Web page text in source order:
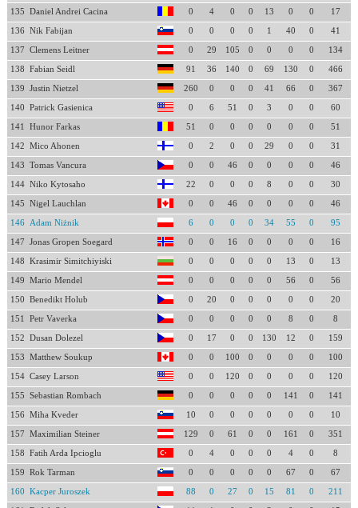
135 Daniel Andrei Cacina 0 4 0 0 13 0 0 17
136 Nik Fabijan 0 0 0 0 1 40 0 41
137 Clemens Leitner 0 29 105 0 0 0 0 134
138 Fabian Seidl 91 36 140 0 69 130 0 466
139 Justin Nietzel 260 0 0 0 41 66 0 367
140 Patrick Gasienica 0 6 51 0 3 0 0 60
141 Hunor Farkas 51 0 0 0 0 0 0 51
142 Mico Ahonen 0 2 0 0 29 0 0 31
143 Tomas Vancura 0 0 46 0 0 0 0 46
144 Niko Kytosaho 22 0 0 0 8 0 0 30
145 Nigel Lauchlan 0 0 46 0 0 0 0 46
146 Adam Niżnik 6 0 0 0 34 55 0 95
147 Jonas Gropen Soegard 0 0 16 0 0 0 0 16
148 Krasimir Simitchiyiski 0 0 0 0 0 13 0 13
149 Mario Mendel 0 0 0 0 0 56 0 56
150 Benedikt Holub 0 20 0 0 0 0 0 20
151 Petr Vaverka 0 0 0 0 0 8 0 8
152 Dusan Dolezel 0 17 0 0 130 12 0 159
153 Matthew Soukup 0 0 100 0 0 0 0 100
154 Casey Larson 0 0 120 0 0 0 0 120
155 Sebastian Rombach 0 0 0 0 0 141 0 141
156 Miha Kveder 10 0 0 0 0 0 0 10
157 Maximilian Steiner 129 0 61 0 0 161 0 351
158 Fatih Arda Ipcioglu 0 4 0 0 0 4 0 8
159 Rok Tarman 0 0 0 0 0 67 0 67
160 Kacper Juroszek 88 0 27 0 15 81 0 211